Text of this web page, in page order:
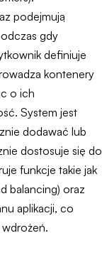
podejmują
gdy
definiuje
kontenery
o ich
System jest
dodawać lub
dostosuje się do
funkcje takie jak
balancing) oraz
aplikacji, co